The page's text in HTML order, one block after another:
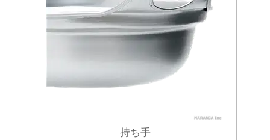
持ち手